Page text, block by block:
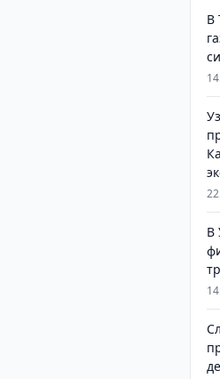
В
В